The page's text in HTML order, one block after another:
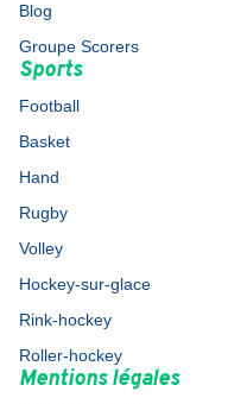
Blog
Groupe Scorers
Sports
Football
Basket
Hand
Rugby
Volley
Hockey-sur-glace
Rink-hockey
Roller-hockey
Mentions légales